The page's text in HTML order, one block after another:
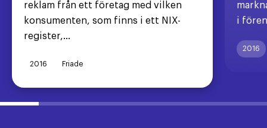
reklam från ett företag med vilken
konsumenten, som finns i ett NIX-
register,...
2016 Friade
i
2016